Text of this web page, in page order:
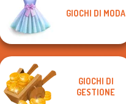
Elven Kingdom
Forest Of
Wonder...
Block Color
GIOCHI DI MODA
GIOCHI DI
GESTIONE